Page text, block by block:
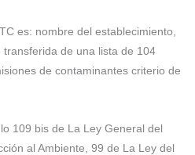
es: nombre del establecimiento,
de una lista de 104
de contaminantes criterio de
109 bis de La Ley General del
al Ambiente, 99 de La Ley del